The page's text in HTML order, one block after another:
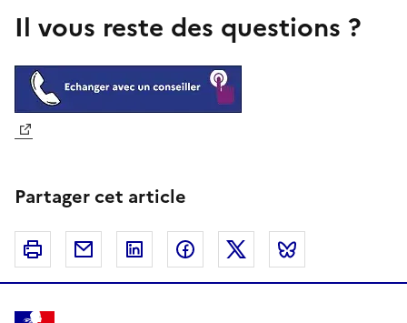
Il vous reste des questions ?
Partager cet article
Imprimer Courriel Linkedin FacebookTwitter